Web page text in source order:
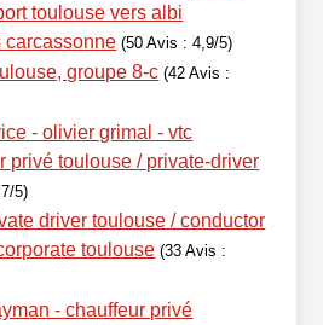
toulouse vers albi
carcassonne (50 Avis : 4,9/5)
groupe 8-c (42 Avis :
- olivier grimal - vtc
privé toulouse / private-driver
5)
driver toulouse / conductor
toulouse (33 Avis :
- chauffeur privé